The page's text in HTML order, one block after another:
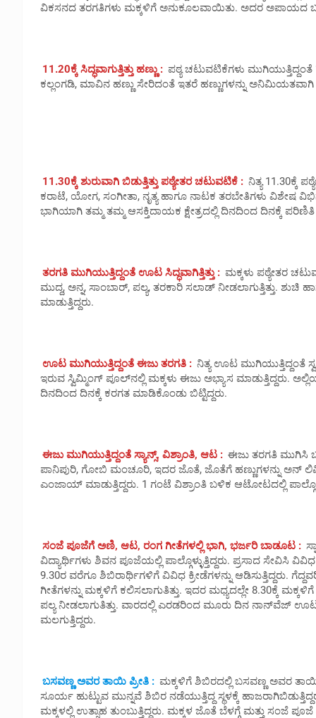
ವಿಕಸನದ ತರಗತಿಗಳು ಮಕ್ಕಳಿಗೆ ಅನುಕೂಲವಾಯಿತು. ಅದರ ಅಪಾಯದ
11.20ಕ್ಕೆ ಸಿದ್ಧವಾಗುತ್ತಿತ್ತು ಹಣ್ಣು : ಪಠ್ಯ ಚಟುವಟಿಕೆಗಳು ಮುಗಿಯುತ್ತಿದ್ದಂತೆ
ಕಲ್ಲಂಗಡಿ, ಮಾವಿನ ಹಣ್ಣು ಸೇರಿದಂತೆ ಇತರೆ ಹಣ್ಣುಗಳನ್ನು ಅನಿಮಿಯತವಾಗಿ
11.30ಕ್ಕೆ ಶುರುವಾಗಿ ಬಿಡುತ್ತಿತ್ತು ಪಠ್ಯೇತರ ಚಟುವಟಿಕೆ : ನಿತ್ಯ 11.30ಕ್ಕೆ
ಕರಾಟೆ, ಯೋಗ, ಸಂಗೀತಾ, ನೃತ್ಯ ಹಾಗೂ ನಾಟಕ ತರಬೇತಿಗಳು ವಿಶೇಷ
ಭಾಗಿಯಾಗಿ ತಮ್ಮ ತಮ್ಮ ಆಸಕ್ತಿದಾಯಕ ಕ್ಷೇತ್ರದಲ್ಲಿ ದಿನದಿಂದ ದಿನಕ್ಕೆ
ತರಗತಿ ಮುಗಿಯುತ್ತಿದ್ದಂತೆ ಊಟ ಸಿದ್ಧವಾಗಿತ್ತಿತ್ತು : ಮಕ್ಕಳು ಪಠ್ಯೇತರ
ಮುದ್ದ, ಅನ್ನ, ಸಾಂಬಾರ್, ಪಲ್ಯ, ತರಕಾರಿ ಸಲಾಡ್ ನೀಡಲಾಗುತ್ತಿತ್ತು.
ಮಾಡುತ್ತಿದ್ದರು.
ಊಟ ಮುಗಿಯುತ್ತಿದ್ದಂತೆ ಈಜು ತರಗತಿ : ನಿತ್ಯ ಊಟ ಮುಗಿಯುತ್ತಿದ್ದಂತೆ
ಇರುವ ಸ್ವಿಮ್ಮಿಂಗ್ ಪೂಲ್‌ನಲ್ಲಿ ಮಕ್ಕಳು ಈಜು ಅಭ್ಯಾಸ ಮಾಡುತ್ತಿದ್ದರು.
ದಿನದಿಂದ ದಿನಕ್ಕೆ ಕರಗತ ಮಾಡಿಕೊಂಡು ಬಿಟ್ಟಿದ್ದರು.
ಈಜು ಮುಗಿಯುತ್ತಿದ್ದಂತೆ ಸ್ಯಾನ್ಸ್, ವಿಶ್ರಾಂತಿ, ಆಟ : ಈಜು ತರಗತಿ ಮುಗಿಸಿ
ಪಾನಿಪುರಿ, ಗೋಬಿ ಮಂಚೂರಿ, ಇದರ ಜೊತೆ, ಜೊತೆಗೆ ಹಣ್ಣುಗಳನ್ನು ಅನ್
ಎಂಜಾಯ್ ಮಾಡುತ್ತಿದ್ದರು. 1 ಗಂಟೆ ವಿಶ್ರಾಂತಿ ಬಳಿಕ ಆಟೋಟದಲ್ಲಿ
ಸಂಜೆ ಪೂಜೆಗೆ ಅಣಿ, ಆಟ, ರಂಗ ಗೀತೆಗಳಲ್ಲಿ ಭಾಗಿ, ಭರ್ಜರಿ ಬಾಡೂಟ :
ವಿದ್ಯಾರ್ಥಿಗಳು ಶಿವನ ಪೂಜೆಯಲ್ಲಿ ಪಾಲ್ಗೊಳ್ಳುತ್ತಿದ್ದರು. ಪ್ರಸಾದ ಸೇವಿಸಿ ವಿವಿಧ
9.30ರ ವರೆಗೂ ಶಿಬಿರಾರ್ಥಿಗಳಿಗೆ ವಿವಿಧ ಕ್ರೀಡೆಗಳನ್ನು ಆಡಿಸುತ್ತಿದ್ದರು.
ಗೀತೆಗಳನ್ನು ಮಕ್ಕಳಿಗೆ ಕಲಿಸಲಾಗುತಿತ್ತು. ಇದರ ಮಧ್ಯದಲ್ಲೇ 8.30ಕ್ಕೆ
ಪಲ್ಯ ನೀಡಲಾಗುತಿತ್ತು. ವಾರದಲ್ಲಿ ಎರಡರಿಂದ ಮೂರು ದಿನ ನಾನ್‌ವೆಜ್
ಮಲಗುತ್ತಿದ್ದರು.
ಬಸವಣ್ಣ ಅವರ ತಾಯಿ ಪ್ರೀತಿ : ಮಕ್ಕಳಿಗೆ ಶಿಬಿರದಲ್ಲಿ ಬಸವಣ್ಣ ಅವರ ತಾಯಿ
ಸೂರ್ಯ ಹುಟ್ಟುವ ಮುನ್ನವೆ ಶಿಬಿರ ನಡೆಯುತ್ತಿದ್ದ ಸ್ಥಳಕ್ಕೆ
ಮಕ್ಕಳಲ್ಲಿ ಉತ್ಸಾಹ ತುಂಬುತ್ತಿದ್ದರು. ಮಕ್ಕಳ ಜೊತೆ ಬೆಳಗ್ಗೆ ಮತ್ತು ಸಂಜೆ